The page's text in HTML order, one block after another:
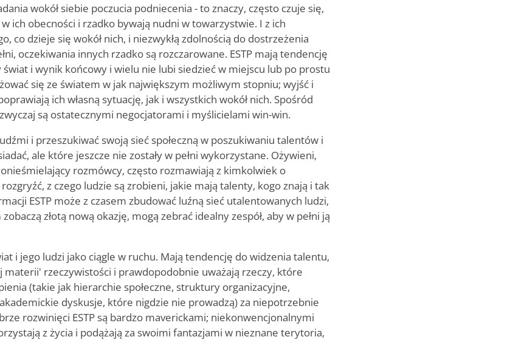
wokół siebie poczucia podniecenia - to znaczy, często czuje się,
ich obecności i rzadko bywają nudni w towarzystwie. I z ich
co dzieje się wokół nich, i niezwykłą zdolnością do dostrzeżenia
oczekiwania innych rzadko są rozczarowane. ESTP mają tendencję
i wynik końcowy i wielu nie lubi siedzieć w miejscu lub po prostu
się ze światem w jak największym możliwym stopniu; wyjść i
ich własną sytuację, jak i wszystkich wokół nich. Spośród
są ostatecznymi negocjatorami i myślicielami win-win.
i przeszukiwać swoją sieć społeczną w poszukiwaniu talentów i
ale które jeszcze nie zostały w pełni wykorzystane. Ożywieni,
rozmówcy, często rozmawiają z kimkolwiek o
z czego ludzie są zrobieni, jakie mają talenty, kogo znają i tak
ESTP może z czasem zbudować luźną sieć utalentowanych ludzi,
złotą nową okazję, mogą zebrać idealny zespół, aby w pełni ją
i jego ludzi jako ciągle w ruchu. Mają tendencję do widzenia talentu,
materii' rzeczywistości i prawdopodobnie uważają rzeczy, które
(takie jak hierarchie społeczne, struktury organizacyjne,
dyskusje, które nigdzie nie prowadzą) za niepotrzebnie
rozwinięci ESTP są bardzo maverickami; niekonwencjonalnymi
z życia i podążają za swoimi fantazjami w nieznane terytoria,